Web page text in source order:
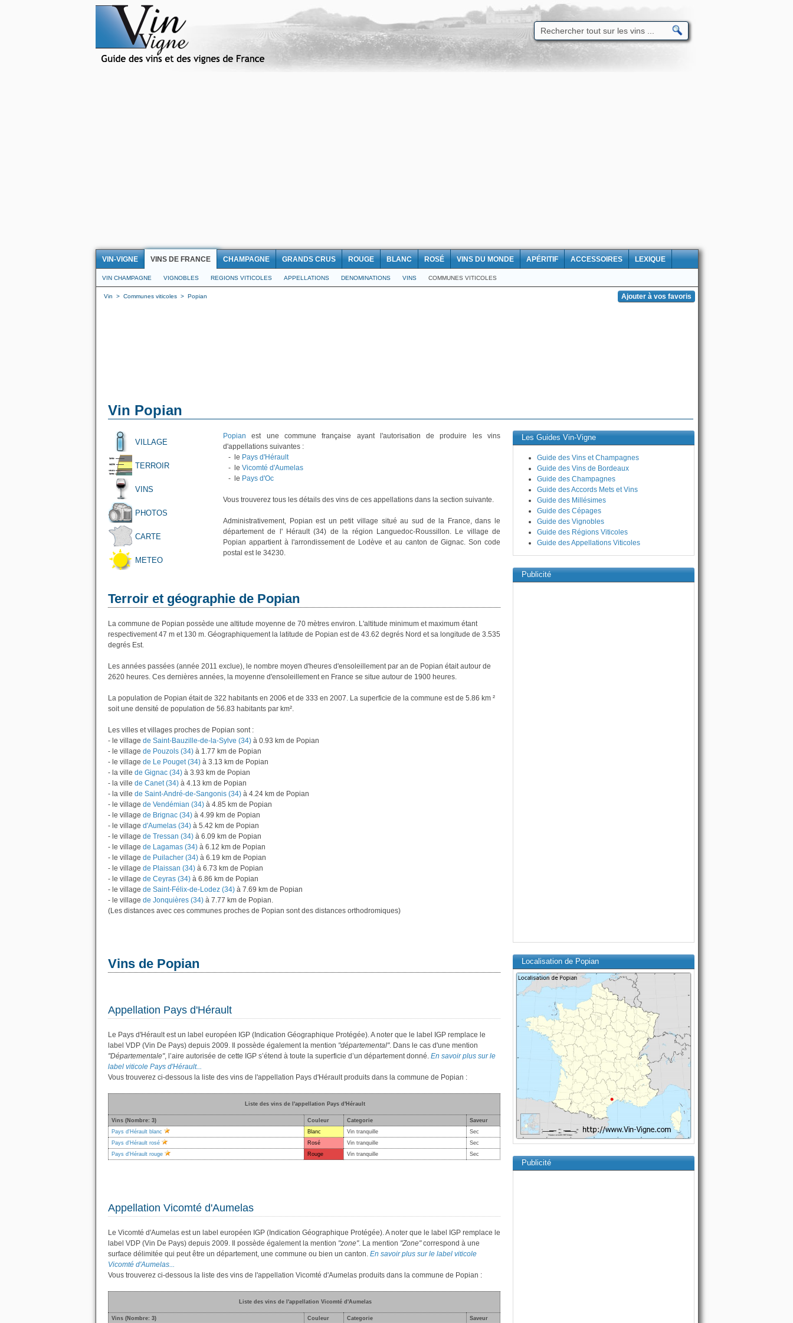
VIN-VIGNE VINS DE FRANCE CHAMPAGNE GRANDS CRUS ROUGE BLANC ROSÉ VINS DU MONDE APÉRITIF ACCESSOIRES LEXIQUE
VIN CHAMPAGNE VIGNOBLES REGIONS VITICOLES APPELLATIONS DENOMINATIONS VINS COMMUNES VITICOLES
Vin > Communes viticoles > Popian
Vin Popian
VILLAGE
TERROIR
VINS
PHOTOS
CARTE
METEO
Popian est une commune française ayant l'autorisation de produire les vins
d'appellations suivantes :
- le Pays d'Hérault
- le Vicomté d'Aumelas
- le Pays d'Oc
Vous trouverez tous les détails des vins de ces appellations dans la section suivante.
Administrativement, Popian est un petit village situé au sud de la France, dans le
département de l' Hérault (34) de la région Languedoc-Roussillon. Le village de
Popian appartient à l'arrondissement de Lodève et au canton de Gignac. Son code
postal est le 34230.
Terroir et géographie de Popian
La commune de Popian possède une altitude moyenne de 70 mètres environ. L'altitude minimum et maximum étant
respectivement 47 m et 130 m. Géographiquement la latitude de Popian est de 43.62 degrés Nord et sa longitude de 3.535
degrés Est.
Les années passées (année 2011 exclue), le nombre moyen d'heures d'ensoleillement par an de Popian était autour de
2620 heures. Ces dernières années, la moyenne d'ensoleillement en France se situe autour de 1900 heures.
La population de Popian était de 322 habitants en 2006 et de 333 en 2007. La superficie de la commune est de 5.86 km ²
soit une densité de population de 56.83 habitants par km².
Les villes et villages proches de Popian sont :
- le village de Saint-Bauzille-de-la-Sylve (34) à 0.93 km de Popian
- le village de Pouzols (34) à 1.77 km de Popian
- le village de Le Pouget (34) à 3.13 km de Popian
- la ville de Gignac (34) à 3.93 km de Popian
- la ville de Canet (34) à 4.13 km de Popian
- la ville de Saint-André-de-Sangonis (34) à 4.24 km de Popian
- le village de Vendémian (34) à 4.85 km de Popian
- le village de Brignac (34) à 4.99 km de Popian
- le village d'Aumelas (34) à 5.42 km de Popian
- le village de Tressan (34) à 6.09 km de Popian
- le village de Lagamas (34) à 6.12 km de Popian
- le village de Puilacher (34) à 6.19 km de Popian
- le village de Plaissan (34) à 6.73 km de Popian
- le village de Ceyras (34) à 6.86 km de Popian
- le village de Saint-Félix-de-Lodez (34) à 7.69 km de Popian
- le village de Jonquières (34) à 7.77 km de Popian.
(Les distances avec ces communes proches de Popian sont des distances orthodromiques)
Vins de Popian
Appellation Pays d'Hérault
Le Pays d'Hérault est un label européen IGP (Indication Géographique Protégée). A noter que le label IGP remplace le
label VDP (Vin De Pays) depuis 2009. Il possède également la mention "départemental". Dans le cas d'une mention
"Départementale", l’aire autorisée de cette IGP s’étend à toute la superficie d’un département donné. En savoir plus sur le
label viticole Pays d'Hérault...
Vous trouverez ci-dessous la liste des vins de l'appellation Pays d'Hérault produits dans la commune de Popian :
Liste des vins de l'appellation Pays d'Hérault
Vins (Nombre: 3) Couleur Categorie
Saveur
Pays d'Hérault blanc
Blanc Vin tranquille
Sec
Pays d'Hérault rosé
Rosé Vin tranquille
Sec
Pays d'Hérault rouge
Rouge Vin tranquille Sec
Appellation Vicomté d'Aumelas
Le Vicomté d'Aumelas est un label européen IGP (Indication Géographique Protégée). A noter que le label IGP remplace le
label VDP (Vin De Pays) depuis 2009. Il possède également la mention "zone". La mention "Zone"correspond à une
surface délimitée qui peut être un département, une commune ou bien un canton. En savoir plus sur le label viticole
Vicomté d'Aumelas...
Vous trouverez ci-dessous la liste des vins de l'appellation Vicomté d'Aumelas produits dans la commune de Popian :
Liste des vins de l'appellation Vicomté d'Aumelas
Vins (Nombre: 3) Couleur Categorie
Saveur
Les Guides Vin-Vigne
Guide des Vins et Champagnes
Guide des Vins de Bordeaux
Guide des Champagnes
Guide des Accords Mets et Vins
Guide des Millésimes
Guide des Cépages
Guide des Vignobles
Guide des Régions Viticoles
Guide des Appellations Viticoles
Publicité
Localisation de Popian
Publicité